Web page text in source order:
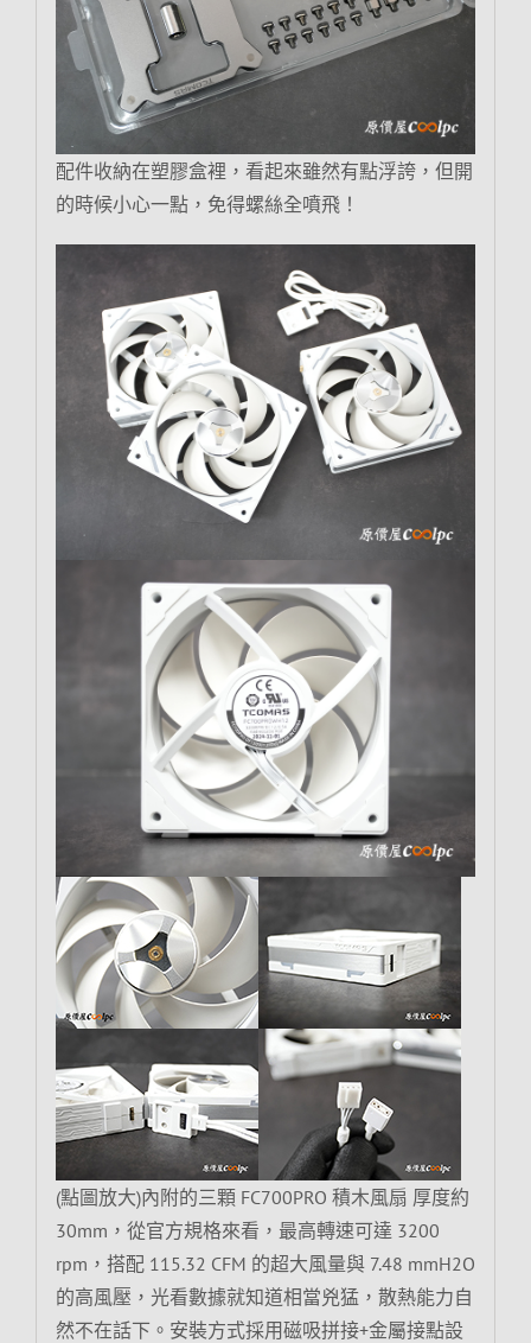
配件收納在塑膠盒裡，看起來雖然有點浮誇，但開
的時候小心一點，免得螺絲全噴飛！
(點圖放大)內附的三顆 FC700PRO 積木風扇 厚度約
30mm，從官方規格來看，最高轉速可達 3200
rpm，搭配 115.32 CFM 的超大風量與 7.48 mmH2O
的高風壓，光看數據就知道相當兇猛，散熱能力自
然不在話下。安裝方式採用磁吸拼接+金屬接點設